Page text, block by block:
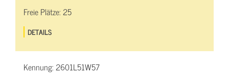
Freie Plätze:25
DETAILS
Kennung:2601L51W57